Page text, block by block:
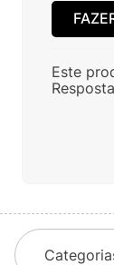
Este